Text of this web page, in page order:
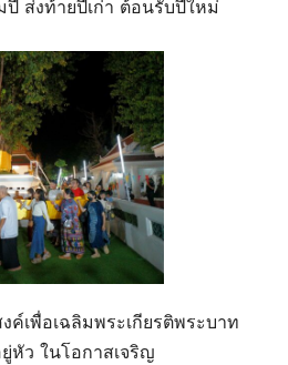
ส่งท้ายปีเก่า ต้อนรับปีใหม่
ค์เพื่อเฉลิมพระเกียรติพระบาท
ยู่หัว ในโอกาสเจริญ